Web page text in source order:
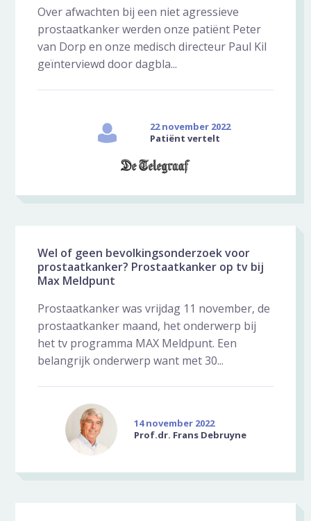
Over afwachten bij een niet agressieve
prostaatkanker werden onze patiënt Peter
van Dorp en onze medisch directeur Paul Kil
geïnterviewd door dagbla...
22 november 2022
Patiënt vertelt
Wel of geen bevolkingsonderzoek voor
prostaatkanker? Prostaatkanker op tv bij
Max Meldpunt
Prostaatkanker was vrijdag 11 november, de
prostaatkanker maand, het onderwerp bij
het tv programma MAX Meldpunt. Een
belangrijk onderwerp want met 30...
14 november 2022
Prof.dr. Frans Debruyne